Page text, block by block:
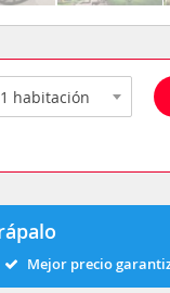
Mejor precio